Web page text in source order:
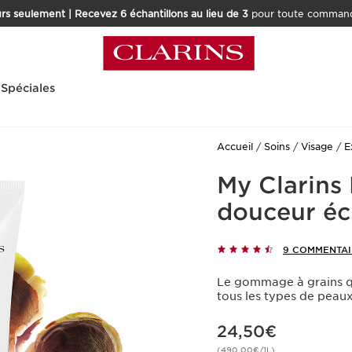
seulement | Recevez 6 échantillons au lieu de 3pour toute
Accueil Soins Visage
My
douceur
9
Le gommage à grains
tous les types de
Nouveau prix 24,50€
24,50€
(490,00€/1L)